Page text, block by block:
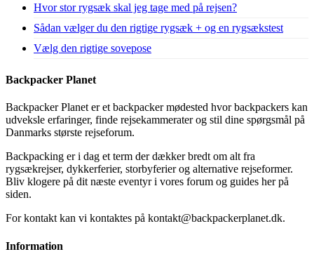
Hvor stor rygsæk skal jeg tage med på rejsen?
Sådan vælger du den rigtige rygsæk + og en rygsækstest
Vælg den rigtige sovepose
Backpacker Planet
Backpacker Planet er et backpacker mødested hvor backpackers kan
udveksle erfaringer, finde rejsekammerater og stil dine spørgsmål på
Danmarks største rejseforum.
Backpacking er i dag et term der dækker bredt om alt fra
rygsækrejser, dykkerferier, storbyferier og alternative rejseformer.
Bliv klogere på dit næste eventyr i vores forum og guides her på
siden.
For kontakt kan vi kontaktes på kontakt@backpackerplanet.dk.
Information